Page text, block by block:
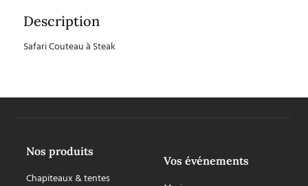
Description
Safari Couteau à Steak
Nos produits
Chapiteaux & tentes
Vos événements